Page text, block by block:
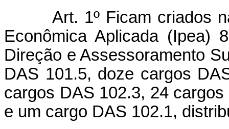
Art. 1º Ficam criados
Econômica Aplicada (Ipea)
Direção e Assessoramento
DAS 101.5, doze cargos
cargos DAS 102.3, 24
e um cargo DAS 102.1,